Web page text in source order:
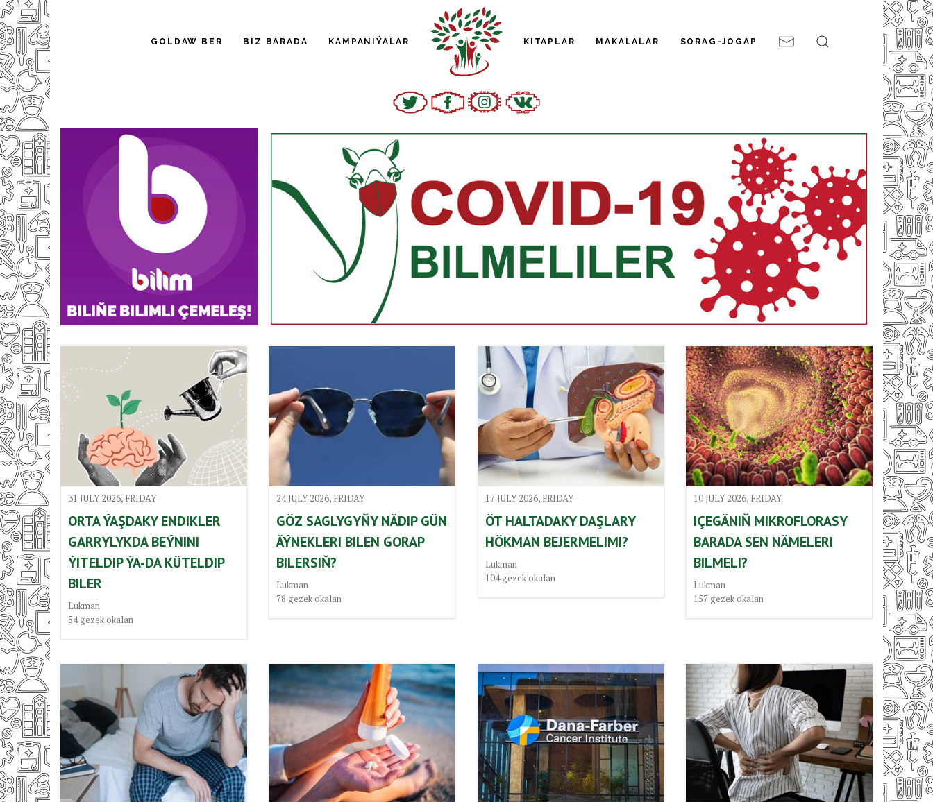
GOLDAW BER BIZ BARADA KAMPANIÝALAR KITAPLAR MAKALALAR SORAG-JOGAP
31 JULY 2026, FRIDAY
ORTA ÝAŞDAKY ENDIKLER
GARRYLYKDA BEÝNINI
ÝITELDIP ÝA-DA KÜTELDIP
BILER
Lukman
54gezek okalan
24 JULY 2026, FRIDAY
GÖZ SAGLYGYŇY NÄDIP GÜN
ÄÝNEKLERI BILEN GORAP
BILERSIŇ?
Lukman
78gezek okalan
17 JULY 2026, FRIDAY
ÖT HALTADAKY DAŞLARY
HÖKMAN BEJERMELIMI?
Lukman
104gezek okalan
10 JULY 2026, FRIDAY
IÇEGÄNIŇ MIKROFLORASY
BARADA SEN NÄMELERI
BILMELI?
Lukman
157 gezek okalan